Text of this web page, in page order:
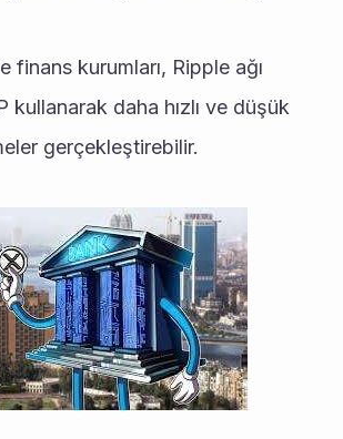
kullanarak daha hızlı ve düşük
gerçekleştirebilir.